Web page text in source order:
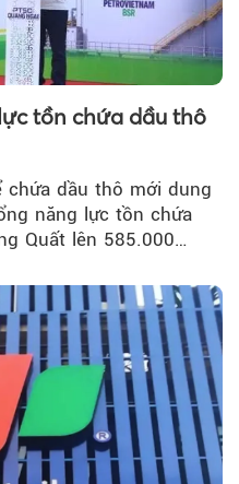
tồn chứa dầu thô
chứa dầu thô mới dung
năng lực tồn chứa
Quất lên 585.000